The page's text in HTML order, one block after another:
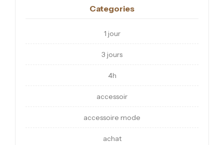
Categories
1 jour
3 jours
4h
accessoir
accessoire mode
achat